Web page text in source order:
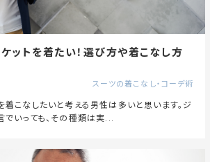
ットを着たい！選び方や着こなし方
スーツの着こなし・コーデ術
着こなしたいと考える男性は多いと思います。ジ
でいっても、その種類は実...